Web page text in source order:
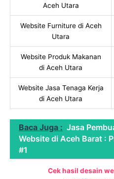
Aceh Utara
Website Furniture di Aceh
Utara
Website Produk Makanan
di Aceh Utara
Website Jasa Tenaga Kerja
di Aceh Utara
Baca Juga : Jasa
Website di Aceh Barat :
#1
Cek hasil desain